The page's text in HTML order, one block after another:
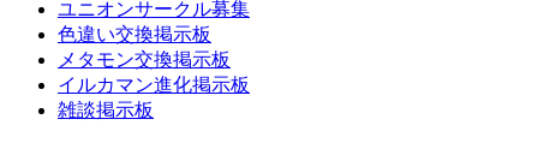
ユニオンサークル募集
色違い交換掲示板
メタモン交換掲示板
イルカマン進化掲示板
雑談掲示板